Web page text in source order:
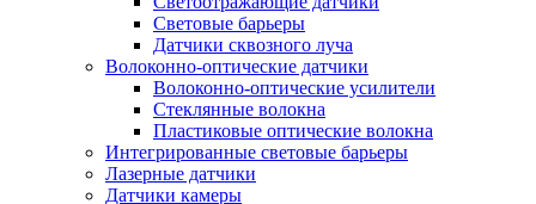
Световые барьеры
Датчики сквозного луча
Волоконно-оптические датчики
Волоконно-оптические усилители
Стеклянные волокна
Пластиковые оптические волокна
Интегрированные световые барьеры
Лазерные датчики
Датчики камеры